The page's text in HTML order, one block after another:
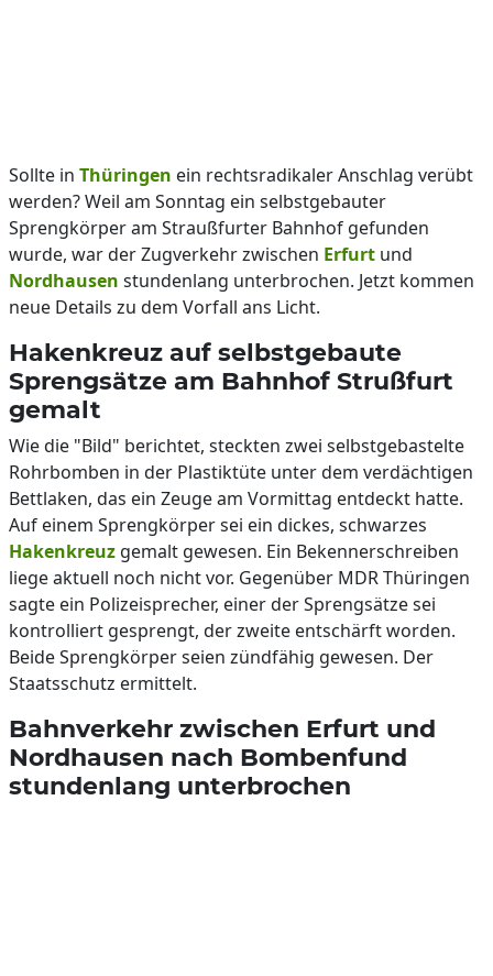
Sollte in Thüringen ein rechtsradikaler Anschlag verübt
werden? Weil am Sonntag ein selbstgebauter
Sprengkörper am Straußfurter Bahnhof gefunden
wurde, war der Zugverkehr zwischen Erfurt und
Nordhausen stundenlang unterbrochen. Jetzt kommen
neue Details zu dem Vorfall ans Licht.
Hakenkreuz auf selbstgebaute
Sprengsätze am Bahnhof Strußfurt
gemalt
Wie die "Bild" berichtet, steckten zwei selbstgebastelte
Rohrbomben in der Plastiktüte unter dem verdächtigen
Bettlaken, das ein Zeuge am Vormittag entdeckt hatte.
Auf einem Sprengkörper sei ein dickes, schwarzes
Hakenkreuz gemalt gewesen. Ein Bekennerschreiben
liege aktuell noch nicht vor. Gegenüber MDR Thüringen
sagte ein Polizeisprecher, einer der Sprengsätze sei
kontrolliert gesprengt, der zweite entschärft worden.
Beide Sprengkörper seien zündfähig gewesen. Der
Staatsschutz ermittelt.
Bahnverkehr zwischen Erfurt und
Nordhausen nach Bombenfund
stundenlang unterbrochen